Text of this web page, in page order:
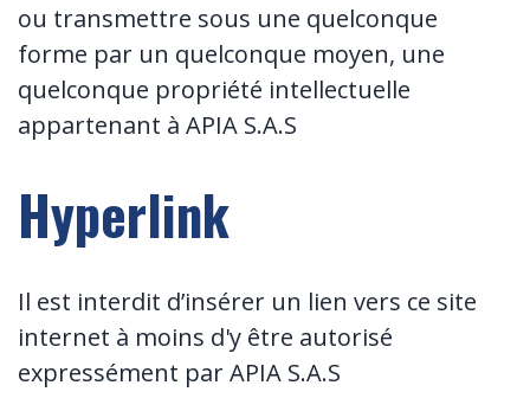
ou transmettre sous une quelconque
forme par un quelconque moyen, une
quelconque propriété intellectuelle
appartenant à APIA S.A.S
Hyperlink
Il est interdit d’insérer un lien vers ce site
internet à moins d'y être autorisé
expressément par APIA S.A.S